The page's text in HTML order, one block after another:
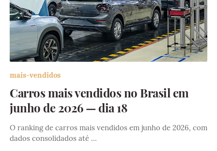
mais-vendidos
Carros mais vendidos no Brasil em
junho de 2026 — dia 18
O ranking de carros mais vendidos em junho de 2026, com
dados consolidados até …